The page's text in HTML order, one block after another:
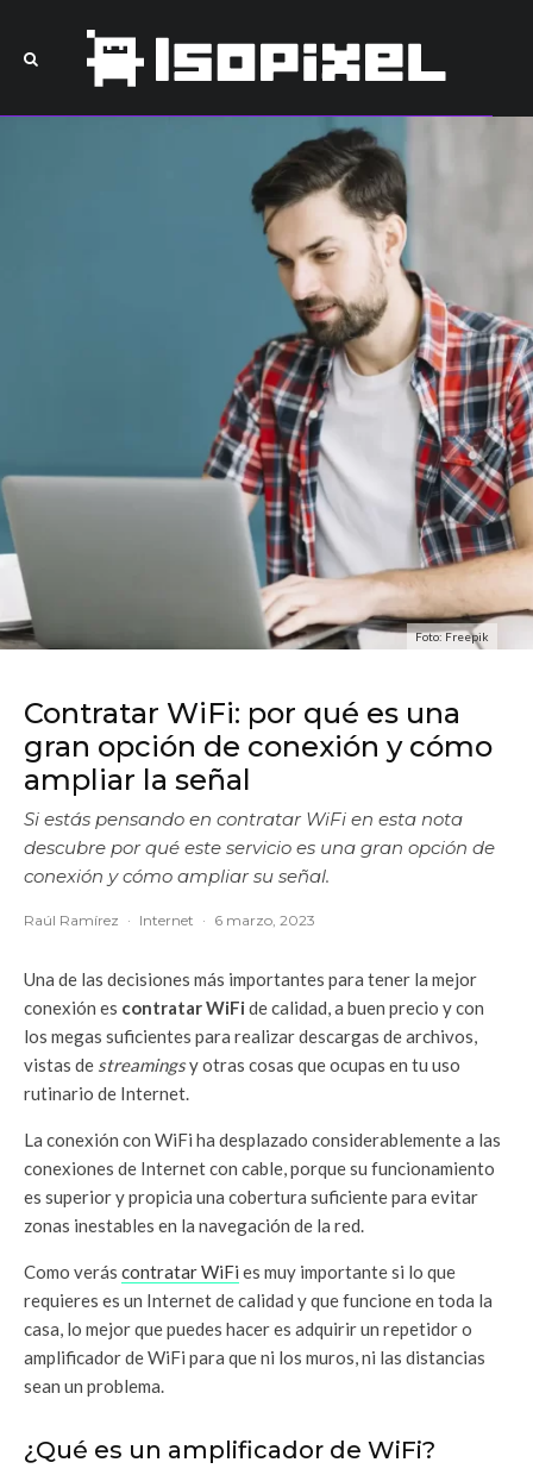
Foto: Freepik
Contratar WiFi: por qué es una
gran opción de conexión y cómo
ampliar la señal
Si estás pensando en contratar WiFi en esta nota
descubre por qué este servicio es una gran opción de
conexión y cómo ampliar su señal.
Raúl Ramírez · Internet · 6 marzo, 2023
Una de las decisiones más importantes para tener la mejor
conexión es contratar WiFi de calidad, a buen precio y con
los megas suficientes para realizar descargas de archivos,
vistas de streamingsy otras cosas que ocupas en tu uso
rutinario de Internet.
La conexión con WiFi ha desplazado considerablemente a las
conexiones de Internet con cable, porque su funcionamiento
es superior y propicia una cobertura suficiente para evitar
zonas inestables en la navegación de la red.
Como verás contratar WiFi es muy importante si lo que
requieres es un Internet de calidad y que funcione en toda la
casa, lo mejor que puedes hacer es adquirir un repetidor o
amplificador de WiFi para que ni los muros, ni las distancias
sean un problema.
¿Qué es un amplificador de WiFi?